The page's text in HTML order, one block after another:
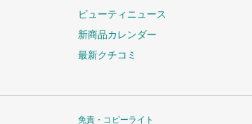
ビューティニュース
新商品カレンダー
最新クチコミ
免責・コピーライト